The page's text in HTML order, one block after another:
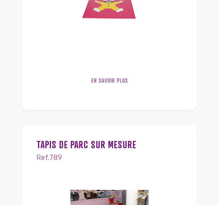
EN SAVOIR PLUS
TAPIS DE PARC SUR MESURE
Ref.789